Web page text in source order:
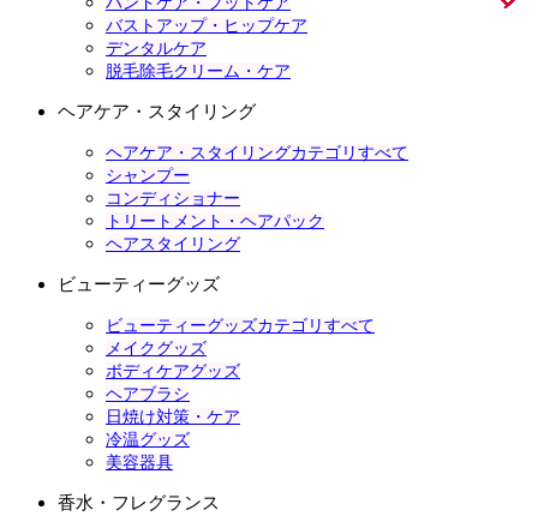
バストアップ・ヒップケア
デンタルケア
脱毛除毛クリーム・ケア
ヘアケア・スタイリング
ヘアケア・スタイリングカテゴリすべて
シャンプー
コンディショナー
トリートメント・ヘアパック
ヘアスタイリング
ビューティーグッズ
ビューティーグッズカテゴリすべて
メイクグッズ
ボディケアグッズ
ヘアブラシ
日焼け対策・ケア
冷温グッズ
美容器具
香水・フレグランス